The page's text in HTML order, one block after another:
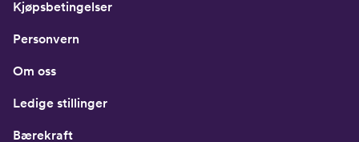
Kjøpsbetingelser
Personvern
Om oss
Ledige stillinger
Bærekraft